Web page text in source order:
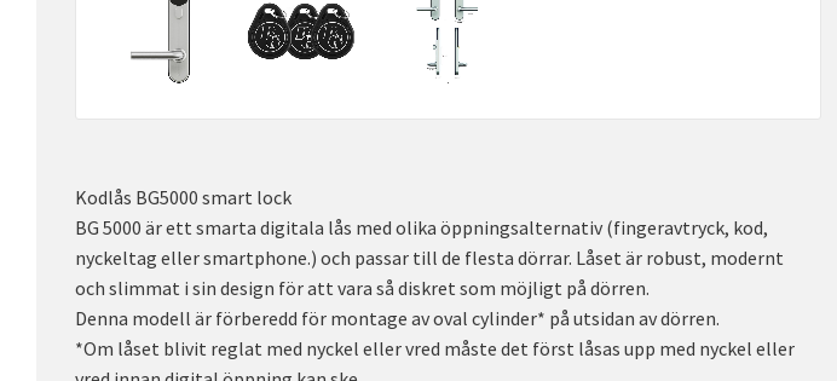
Kodlås BG5000 smart lock
BG 5000 är ett smarta digitala lås med olika öppningsalternativ (fingeravtryck, kod,
nyckeltag eller smartphone.) och passar till de flesta dörrar. Låset är robust, modernt
och slimmat i sin design för att vara så diskret som möjligt på dörren.
Denna modell är förberedd för montage av oval cylinder* på utsidan av dörren.
*Om låset blivit reglat med nyckel eller vred måste det först låsas upp med nyckel eller